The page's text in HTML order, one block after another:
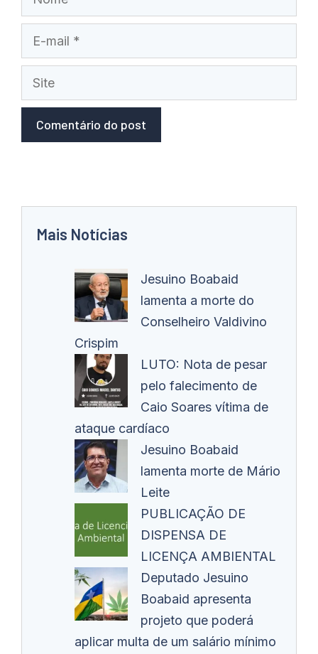
mail
Site
Mais Notícias
Jesuino Boabaid
lamenta a morte do
Conselheiro Valdivino
Crispim
LUTO: Nota de pesar
pelo falecimento de
Caio Soares vítima de
ataque cardíaco
Jesuino Boabaid
lamenta morte de Mário
Leite
PUBLICAÇÃO DE
DISPENSA DE
LICENÇA AMBIENTAL
Deputado Jesuino
Boabaid apresenta
projeto que poderá
aplicar multa de um salário mínimo